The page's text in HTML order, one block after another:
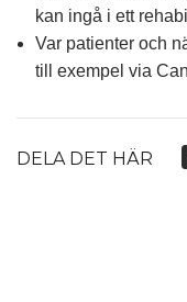
kan ingå i ett
Var patienter och
till exempel via
DELA DET HÄR